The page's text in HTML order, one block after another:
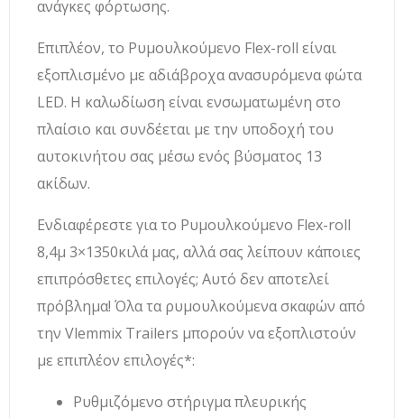
ανάγκες φόρτωσης.
Επιπλέον, το Ρυμουλκούμενο Flex-roll είναι
εξοπλισμένο με αδιάβροχα ανασυρόμενα φώτα
LED. Η καλωδίωση είναι ενσωματωμένη στο
πλαίσιο και συνδέεται με την υποδοχή του
αυτοκινήτου σας μέσω ενός βύσματος 13
ακίδων.
Ενδιαφέρεστε για το Ρυμουλκούμενο Flex-roll
8,4μ 3×1350κιλά μας, αλλά σας λείπουν κάποιες
επιπρόσθετες επιλογές; Αυτό δεν αποτελεί
πρόβλημα! Όλα τα ρυμουλκούμενα σκαφών από
την Vlemmix Trailers μπορούν να εξοπλιστούν
με επιπλέον επιλογές*:
Ρυθμιζόμενο στήριγμα πλευρικής